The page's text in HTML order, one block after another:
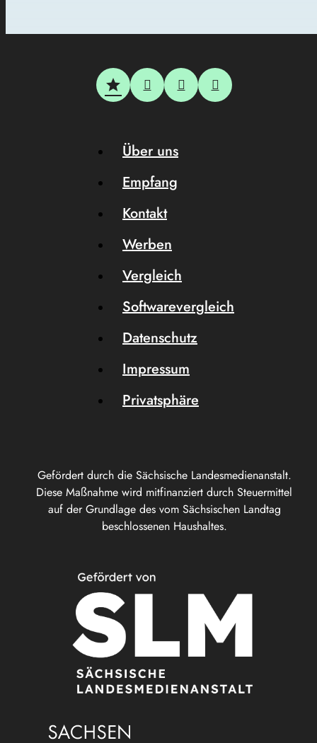
Gefördert durch die Sächsische Landesmedienanstalt.
Diese Maßnahme wird mitfinanziert durch Steuermittel
auf der Grundlage des vom Sächsischen Landtag
beschlossenen Haushaltes.
Über uns
Empfang
Kontakt
Werben
Vergleich
Softwarevergleich
Datenschutz
Impressum
Privatsphäre